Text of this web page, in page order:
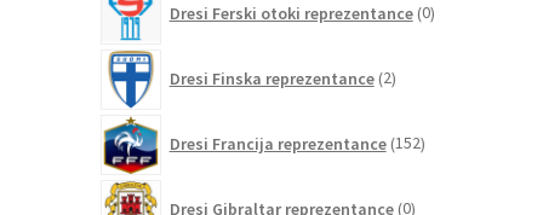
Dresi Ferski otoki reprezentance 0izdelkov
Dresi Finska reprezentance 2izdelka
Dresi Francija reprezentance 152izdelkov
Dresi Gibraltar reprezentance 0